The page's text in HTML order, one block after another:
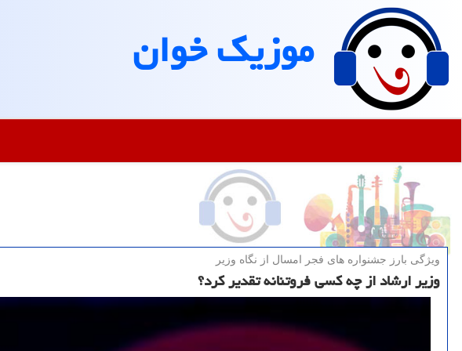
موزیك خوان
ویژگی بارز جشنواره های فجر امسال از نگاه وزیر
وزیر ارشاد از چه کسی فروتنانه تقدیر کرد؟